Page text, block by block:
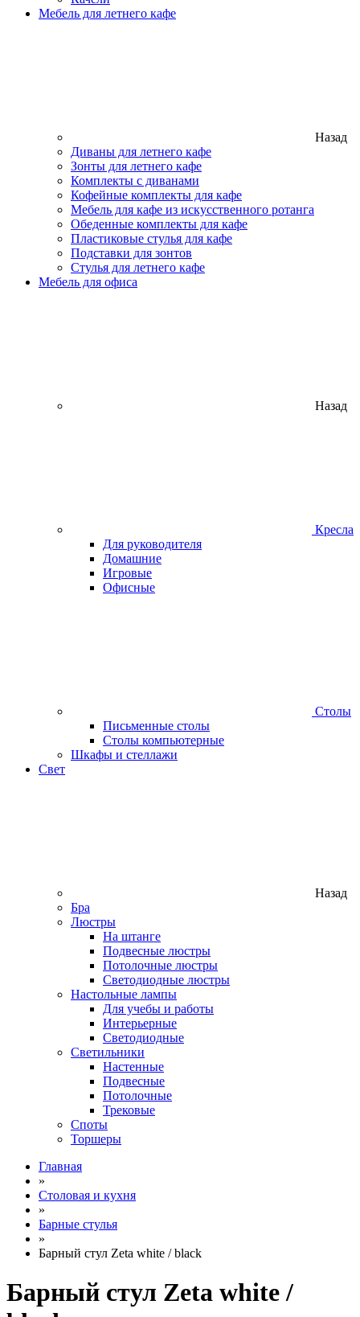
Мебель для летнего кафе
Назад
Диваны для летнего кафе
Зонты для летнего кафе
Комплекты с диванами
Кофейные комплекты для кафе
Мебель для кафе из искусственного ротанга
Обеденные комплекты для кафе
Пластиковые стулья для кафе
Подставки для зонтов
Стулья для летнего кафе
Мебель для офиса
Назад
Кресла
Для руководителя
Домашние
Игровые
Офисные
Столы
Письменные столы
Столы компьютерные
Шкафы и стеллажи
Свет
Назад
Бра
Люстры
На штанге
Подвесные люстры
Потолочные люстры
Светодиодные люстры
Настольные лампы
Для учебы и работы
Интерьерные
Светодиодные
Светильники
Настенные
Подвесные
Потолочные
Трековые
Споты
Торшеры
Главная
»
Столовая и кухня
»
Барные стулья
»
Барный стул Zeta white / black
Барный стул Zeta white /